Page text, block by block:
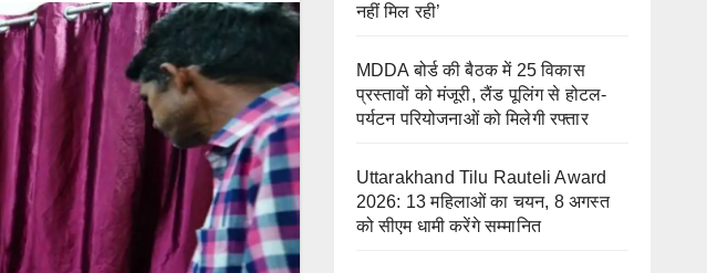
नहीं मिल रही’
MDDA बोर्ड की बैठक में 25 विकास
प्रस्तावों को मंजूरी, लैंड पूलिंग से होटल-
पर्यटन परियोजनाओं को मिलेगी रफ्तार
Uttarakhand Tilu Rauteli Award
2026: 13 महिलाओं का चयन, 8 अगस्त
को सीएम धामी करेंगे सम्मानित